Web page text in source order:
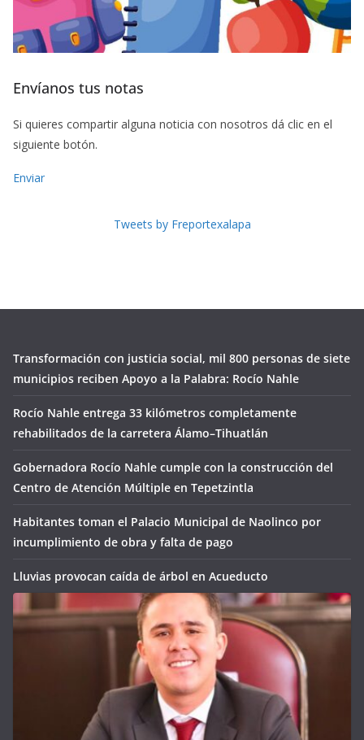
Envíanos tus notas
Si quieres compartir alguna noticia con nosotros dá clic en el
siguiente botón.
Enviar
Tweets by Freportexalapa
Transformación con justicia social, mil 800 personas de siete
municipios reciben Apoyo a la Palabra: Rocío Nahle
Rocío Nahle entrega 33 kilómetros completamente
rehabilitados de la carretera Álamo–Tihuatlán
Gobernadora Rocío Nahle cumple con la construcción del
Centro de Atención Múltiple en Tepetzintla
Habitantes toman el Palacio Municipal de Naolinco por
incumplimiento de obra y falta de pago
Lluvias provocan caída de árbol en Acueducto